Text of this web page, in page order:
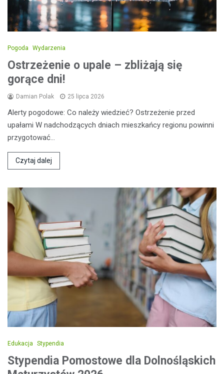
Pogoda Wydarzenia
Ostrzeżenie o upale – zbliżają się
gorące dni!
Damian Polak 25 lipca 2026
Alerty pogodowe: Co należy wiedzieć? Ostrzeżenie przed
upałami W nadchodzących dniach mieszkańcy regionu powinni
przygotować…
Czytaj dalej
Edukacja Stypendia
Stypendia Pomostowe dla Dolnośląskich